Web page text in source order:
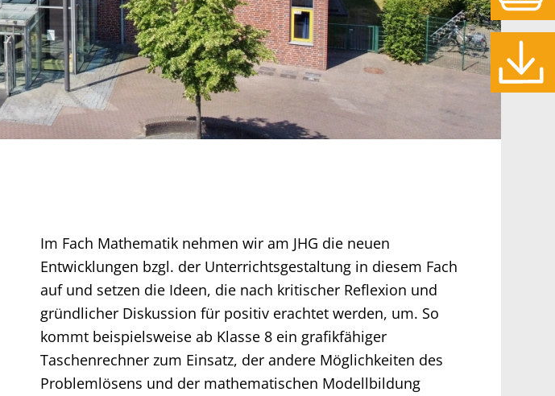
Im Fach Mathematik nehmen wir am JHG die neuen
Entwicklungen bzgl. der Unterrichtsgestaltung in diesem Fach
auf und setzen die Ideen, die nach kritischer Reflexion und
gründlicher Diskussion für positiv erachtet werden, um. So
kommt beispielsweise ab Klasse 8 ein grafikfähiger
Taschenrechner zum Einsatz, der andere Möglichkeiten des
Problemlösens und der mathematischen Modellbildung
Download